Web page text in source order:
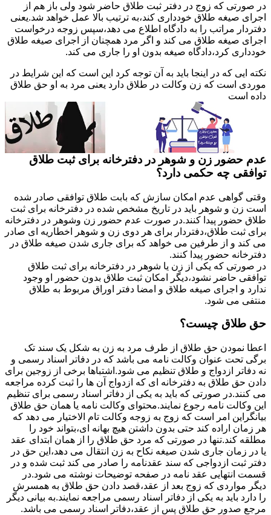
در صورتی که زوج در دفتر ثبت طلاق حاضر شود ولی باز هم از
اجرای صیغه طلاق خودداری کند،به ترتیب بالا عمل خواهد شد.یعنی
دفتردار مراتب را به دادگاه اطلاع می دهد،سپس زوجه درخواست
اجرای صیغه طلاق می کند و اگر مرد همچنان از اجرای صیغه طلاق
خودداری کرد،دادگاه صیغه بدون او را جاری می کند.
نکته ایی که در اینجا باید به آن توجه کرد این است که این شرایط در
موردی است که زن وکالت در طلاق دارد یعنی مرد به او حق طلاق
داده است
عدم حضور زن و شوهر در دفترخانه برای ثبت طلاق
توافقی چه حکمی دارد؟
وقتی گواهی عدم امکان سازش که بابت طلاق توافقی صادر شده
است زن و شوهر باید در تاریخ مشخص شده در دفترخانه برای ثبت
طلاق حضور پیدا کنند.در صورت عدم حضور زن وشوهر در دفترخانه
برای ثبت طلاق،دفتردار برای هر دوی زن و شوهر اخطاریه ای صادر
می کند و از طرفین می خواهد که برای جاری شدن صیغه طلاق در
دفترخانه حضور پیدا کنند.
در صورتی که یکی از زن یا شوهر در دفترخانه برای ثبت طلاق
توافقی حاضر نشود،دیگر امکان ثبت طلاق بدون حضور او وجود
ندارد و اجرای صیغه طلاق و امضا دفتر اوراق مربوط به طلاق
منتفی می شود.
حق طلاق چیست؟
اعطا نمودن حق طلاق از طرف مرد به زن به شکل یک سند تک
برگی تحت عنوان وکالت نامه می باشد که در دفاتر اسناد رسمی و
نه دفاتر ازدواج و طلاق تنظیم می شود.اشتباها برخی از زوجین برای
دادن حق طلاق به دفترخانه ای که ازدواج آن ها را ثبت کرده مراجعه
می کنند.در صورتی که باید به یکی از دفاتر اسناد رسمی برای تنظیم
این وکالت نامه رجوع نمایند.محتوای وکالت نامه یا همان حق طلاق
بیانگراین امر است که زوج به زوجه وکالت تام الاختیار می دهد که
هر زمان اراده کند حتی بدون داشتن هیچ بهانه ای،بتواند خود را
مطلقه کند.تنها در صورتی که مرد حق طلاق را از همان ابتدای عقد
یا در زمان جاری شدن صیغه نکاح به زن انتقال می دهد،این حق در
دفتر ثبت ازدواجی که سند عقدنامه را صادر می کند ثبت شده و در
قسمت انتهایی عقد نامه در صفحه توضیحات نوشته می شود.در
دیگر مواردی که زوج بعد از عقد،قصد دادن حق طلاق به همسرش
را دارد باید به یکی از دفاتر اسناد رسمی مراجعه نمایند.به بیانی دیگر
مرجع صدور حق طلاق پس از عقد،دفاتر اسناد رسمی می باشد.